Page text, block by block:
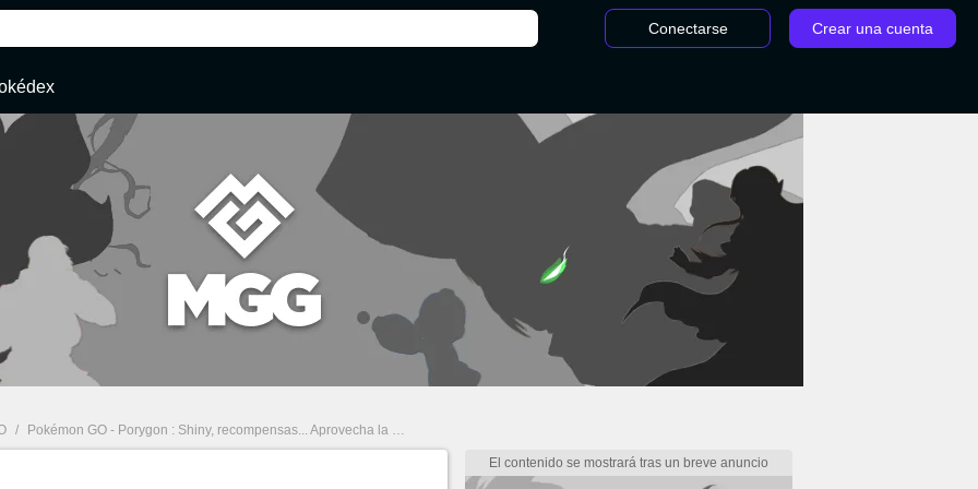
Conectarse Crear una cuenta
/ Pokémon GO - Porygon : Shiny, recompensas... Aprovecha la hora destacada del 15 de noviembre de 2022